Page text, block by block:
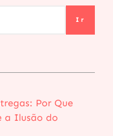
Ir
Por Que
a Ilusão do